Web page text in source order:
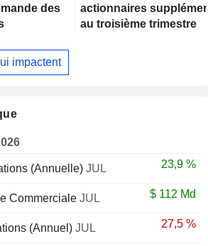
des
actionnaires
au troisième trimestre
impactent
(Annuelle) JUL 23,9 %
Commerciale JUL $ 112 Md
(Annuel) JUL 27,5 %